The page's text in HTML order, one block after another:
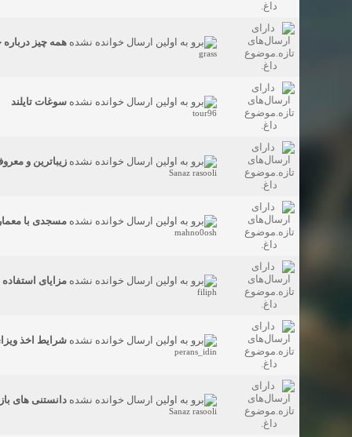
همه چیز
grass
سوغات تایلند
tour96
زیباترین و
Sanaz rasooli
مسجدی با
mahno0osh
مزایای
filiph
شرایط اخذ
perans_idin
دانستنی های
Sanaz rasooli